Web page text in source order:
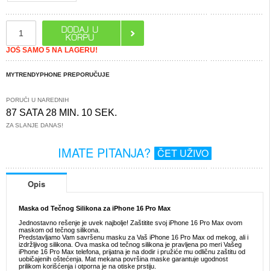
JOŠ SAMO 5 NA LAGERU!
MYTRENDYPHONE PREPORUČUJE
PORUČI U NAREDNIH
87 SATA 28 MIN. 10 SEK.
ZA SLANJE DANAS!
IMATE PITANJA? ČET UŽIVO
Opis
Maska od Tečnog Silikona za iPhone 16 Pro Max
Jednostavno rešenje je uvek najbolje! Zaštitite svoj iPhone 16 Pro Max ovom
maskom od tečnog silikona.
Predstavljamo Vam savršenu masku za Vaš iPhone 16 Pro Max od mekog, ali i
izdržljivog silikona. Ova maska od tečnog silikona je pravljena po meri Vašeg
iPhone 16 Pro Max telefona, prijatna je na dodir i pružiće mu odličnu zaštitu od
uobičajenih oštećenja. Mat mekana površina maske garantuje ugodnost
prilikom korišćenja i otporna je na otiske prstiju.